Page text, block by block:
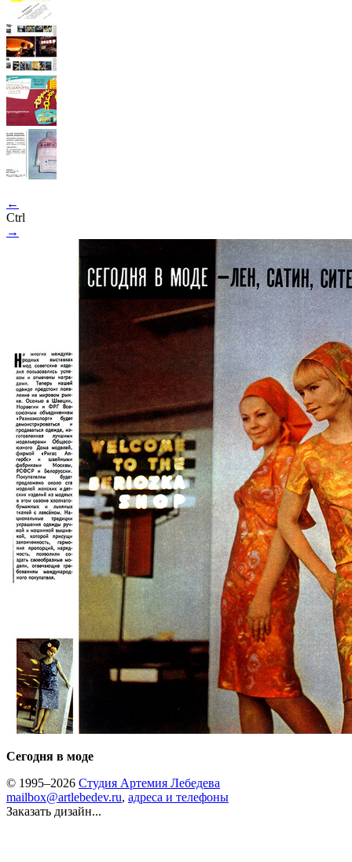
←
Ctrl
→
Сегодня в моде
© 1995–2026 Студия Артемия Лебедева
mailbox@artlebedev.ru, адреса и телефоны
Заказать дизайн...